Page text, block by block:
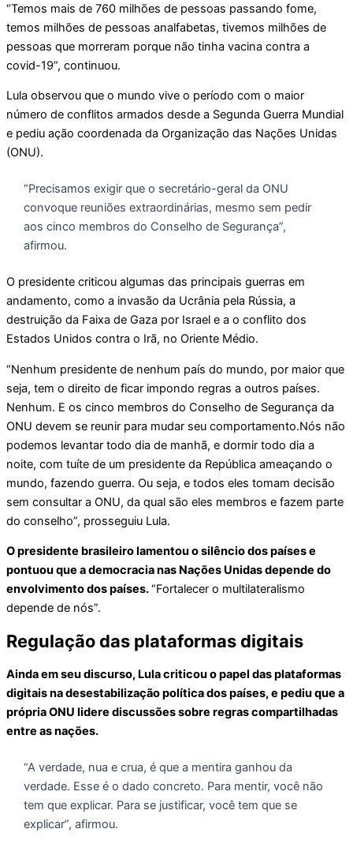
“Temos mais de 760 milhões de pessoas passando fome,
temos milhões de pessoas analfabetas, tivemos milhões de
pessoas que morreram porque não tinha vacina contra a
covid-19”, continuou.
Lula observou que o mundo vive o período com o maior
número de conflitos armados desde a Segunda Guerra Mundial
e pediu ação coordenada da Organização das Nações Unidas
(ONU).
“Precisamos exigir que o secretário-geral da ONU
convoque reuniões extraordinárias, mesmo sem pedir
aos cinco membros do Conselho de Segurança”,
afirmou.
O presidente criticou algumas das principais guerras em
andamento, como a invasão da Ucrânia pela Rússia, a
destruição da Faixa de Gaza por Israel e a o conflito dos
Estados Unidos contra o Irã, no Oriente Médio.
“Nenhum presidente de nenhum país do mundo, por maior que
seja, tem o direito de ficar impondo regras a outros países.
Nenhum. E os cinco membros do Conselho de Segurança da
ONU devem se reunir para mudar seu comportamento.Nós não
podemos levantar todo dia de manhã, e dormir todo dia a
noite, com tuíte de um presidente da República ameaçando o
mundo, fazendo guerra. Ou seja, e todos eles tomam decisão
sem consultar a ONU, da qual são eles membros e fazem parte
do conselho”, prosseguiu Lula.
O presidente brasileiro lamentou o silêncio dos países e
pontuou que a democracia nas Nações Unidas depende do
envolvimento dos países.“Fortalecer o multilateralismo
depende de nós”.
Regulação das plataformas digitais
Ainda em seu discurso, Lula criticou o papel das plataformas
digitais na desestabilização política dos países, e pediu que a
própria ONU lidere discussões sobre regras compartilhadas
entre as nações.
“A verdade, nua e crua, é que a mentira ganhou da
verdade. Esse é o dado concreto. Para mentir, você não
tem que explicar. Para se justificar, você tem que se
explicar”, afirmou.